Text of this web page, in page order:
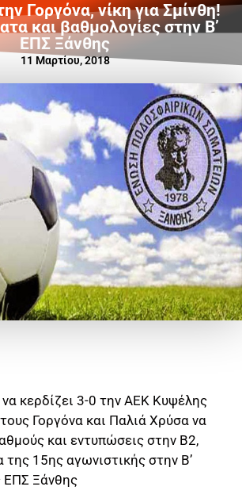
Γοργόνα, νίκη για Σμίνθη!
και βαθμολογίες στην Β’
ΕΠΣ Ξάνθης
11 Μαρτίου, 2018
κερδίζει 3-0 την ΑΕΚ Κυψέλης
Γοργόνα και Παλιά Χρύσα να
και εντυπώσεις στην Β2,
της 15ης αγωνιστικής στην Β’
ΕΠΣ Ξάνθης